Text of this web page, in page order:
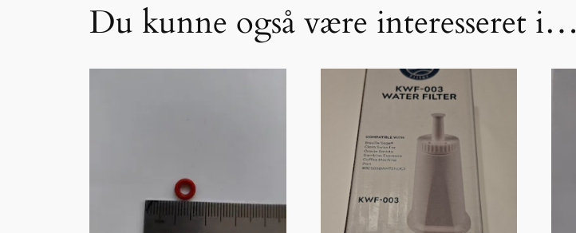
a
Du kunne også være interesseret i…